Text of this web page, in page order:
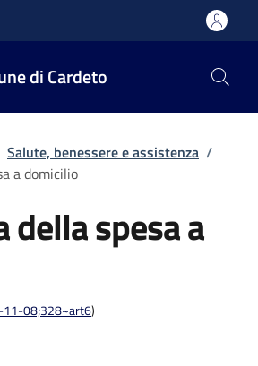
di Cardeto
Salute, benessere e assistenza /
a domicilio
della spesa a
11-08;328~art6)